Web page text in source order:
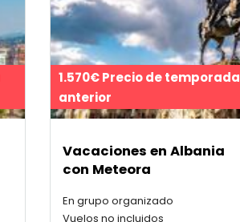
1.570€ Precio de temporada
anterior
Vacaciones en Albania
con Meteora
En grupo organizado
Vuelos no incluidos